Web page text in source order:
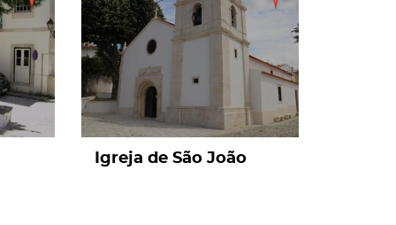
Igreja de São João